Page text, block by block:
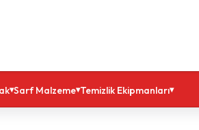
Sarf Malzeme Temizlik Ekipmanları